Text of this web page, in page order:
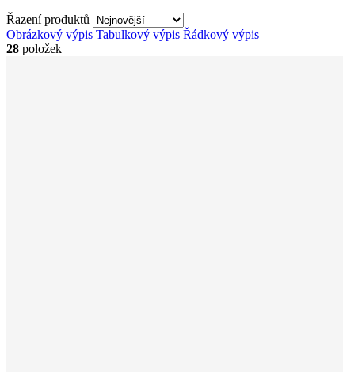
Řazení produktů
Obrázkový výpis Tabulkový výpis Řádkový výpis
28 položek